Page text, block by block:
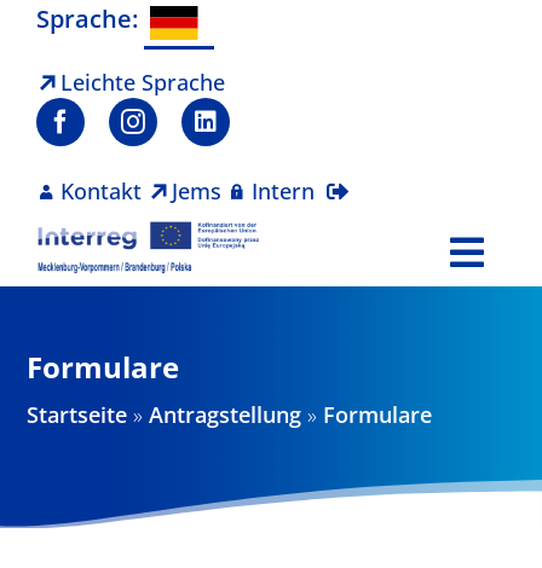
Zum
springen
Sprache:
Leichte Sprache
Kontakt Jems Intern
Projekte
Formulare
Startseite »Antragstellung » Formulare